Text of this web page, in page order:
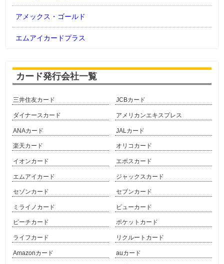
アメックス・ゴールド
エムアイカードプラス
カード発行会社一覧
三井住友カード JCBカード
ダイナースカード アメリカンエキスプレス
ANAカード JALカード
楽天カード オリコカード
イオンカード エポスカード
エムアイカード ジャックスカード
セゾンカード セブンカード
ミライノカード ビューカード
ピーチカード ポケットカード
ライフカード リクルートカード
Amazonカード auカード